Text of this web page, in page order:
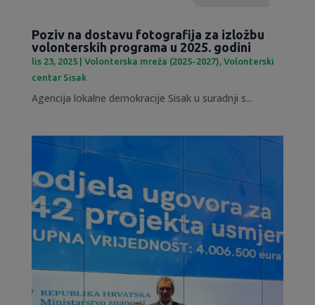
Poziv na dostavu fotografija za izložbu
volonterskih programa u 2025. godini
lis 23, 2025| Volonterska mreža (2025-2027) Volonterski
centar Sisak
Agencija lokalne demokracije Sisak u suradnji s...